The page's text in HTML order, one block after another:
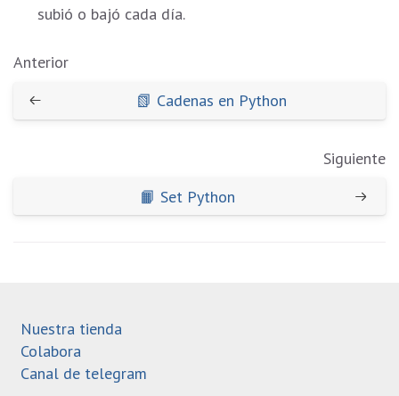
subió o bajó cada día.
Anterior
📗 Cadenas en Python
Siguiente
📙 Set Python
Nuestra tienda
Colabora
Canal de telegram